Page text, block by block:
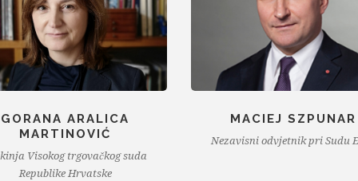
MACIEJ SZPUNAR
odvjetnik pri Sudu EU-a
THÉOPHILE
Predsjednik Žalbenih vijeća